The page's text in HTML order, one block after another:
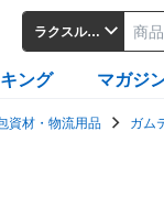
ラクスルビジネスモ
ング マガジ
資材・物流用品 ガム